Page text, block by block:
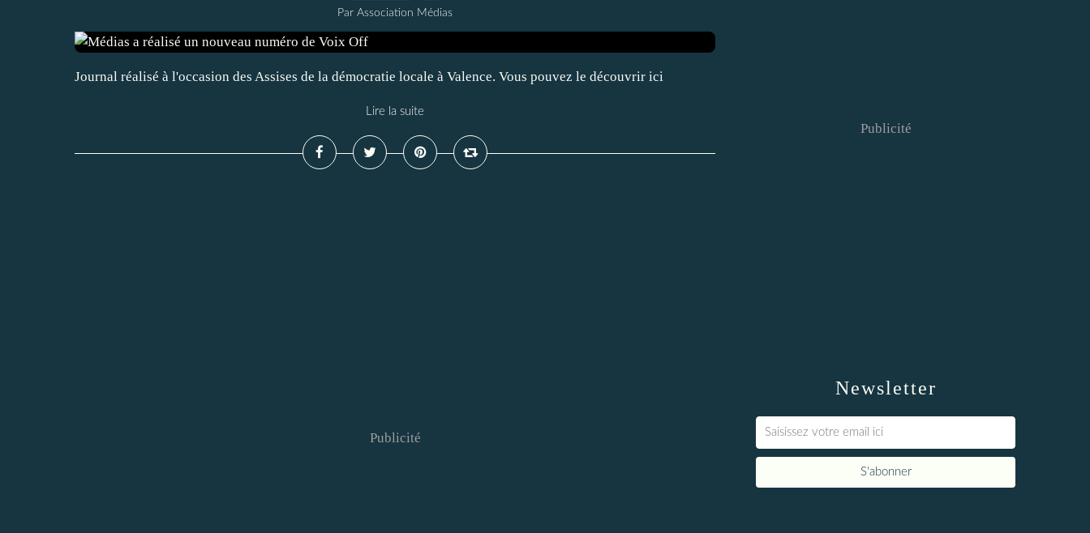
Par Association Médias
Journal réalisé à l'occasion des Assises de la démocratie locale à Valence. Vous pouvez le découvrir ici
Lire la suite
Publicité
Newsletter
Publicité